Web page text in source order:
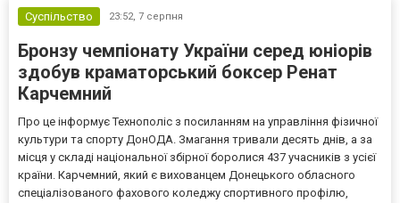
Суспільство 23:52, 7 серпня
Бронзу чемпіонату України серед юніорів
здобув краматорський боксер Ренат
Карчемний
Про це інформує Технополіс з посиланням на управління фізичної
культури та спорту ДонОДА. Змагання тривали десять днів, а за
місця у складі національної збірної боролися 437 учасників з усієї
країни. Карчемний, який є вихованцем Донецького обласного
спеціалізованого фахового коледжу спортивного профілю,